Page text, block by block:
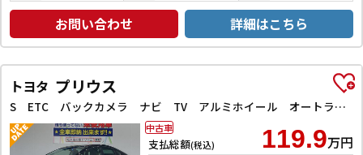
お問い合わせ 詳細はこちら
トヨタ プリウス
S ETC バックカメラ ナビ TV アルミホイール オートライト HID スマートキー 電動格納ミラー CVT 盗難防止システム 衝突安全ボディ ABS ESC CD DVD再生
支払総額(税込) 119.9万円
中古車